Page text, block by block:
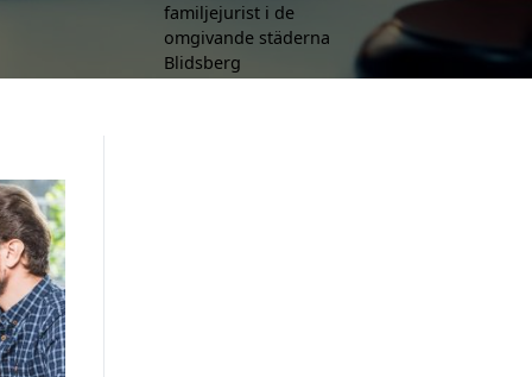
familjejurist i de
omgivande städerna
Blidsberg